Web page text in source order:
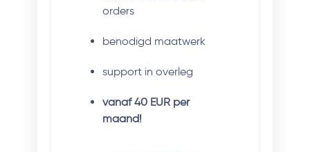
orders
benodigd maatwerk
support in overleg
vanaf 40 EUR per
maand!